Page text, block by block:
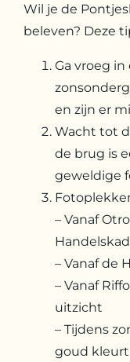
Wil je de
beleven? Deze
Ga vroeg
en zijn er
Wacht tot
de brug is
geweldige
– Vanaf
– Vanaf de
– Vanaf
uitzicht
– Tijdens
goud kleurt